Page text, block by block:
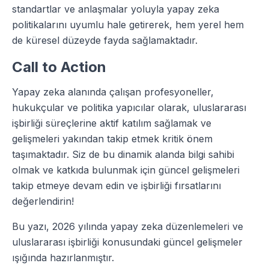
standartlar ve anlaşmalar yoluyla yapay zeka
politikalarını uyumlu hale getirerek, hem yerel hem
de küresel düzeyde fayda sağlamaktadır.
Call to Action
Yapay zeka alanında çalışan profesyoneller,
hukukçular ve politika yapıcılar olarak, uluslararası
işbirliği süreçlerine aktif katılım sağlamak ve
gelişmeleri yakından takip etmek kritik önem
taşımaktadır. Siz de bu dinamik alanda bilgi sahibi
olmak ve katkıda bulunmak için güncel gelişmeleri
takip etmeye devam edin ve işbirliği fırsatlarını
değerlendirin!
Bu yazı, 2026 yılında yapay zeka düzenlemeleri ve
uluslararası işbirliği konusundaki güncel gelişmeler
ışığında hazırlanmıştır.